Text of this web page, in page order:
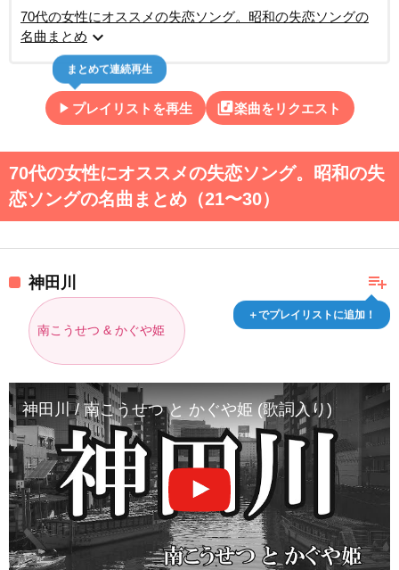
70代の女性にオススメの失恋ソング。昭和の失恋ソングの
名曲まとめ expand_more
play_arrow プレイリストを再生
まとめて連続再生
library_music楽曲をリクエスト
70代の女性にオススメの失恋ソング。昭和の失
恋ソングの名曲まとめ（21〜30）
playlist_add
＋でプレイリストに追加！
神田川
南こうせつ & かぐや姫
神田川 / 南こうせつ と かぐや姫 (歌詞入り)